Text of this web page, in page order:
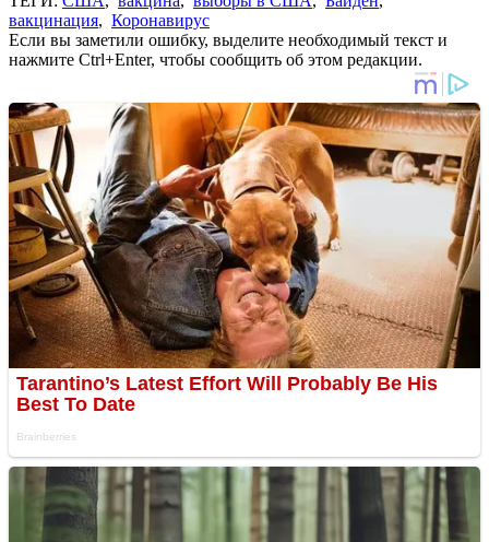
вакцинация, Коронавирус
Если вы заметили ошибку, выделите необходимый текст и
нажмите Ctrl+Enter, чтобы сообщить об этом редакции.